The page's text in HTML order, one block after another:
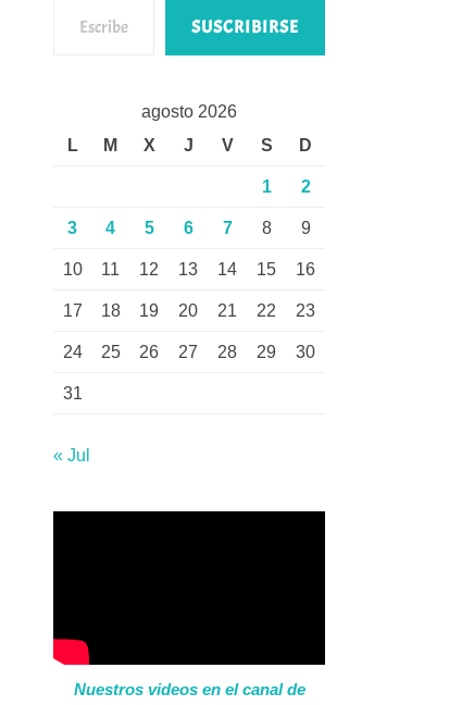
SUSCRIBIRSE
agosto 2026
L
M X J V S D
1 2
3 4 5 6 7 8 9
10 11 12 13 14 15 16
17 18 19 20 21 22 23
24 25 26 27 28 29 30
31
« Jul
Nuestros videos en el canal de